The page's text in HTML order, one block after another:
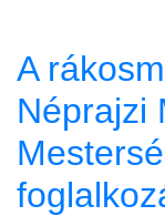
A
Néprajzi